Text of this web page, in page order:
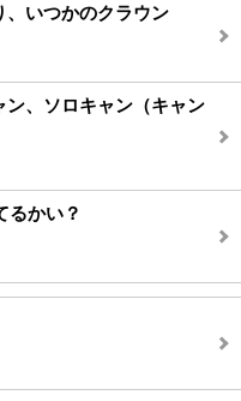
、いつかのクラウン
ン、ソロキャン（キャン
るかい？